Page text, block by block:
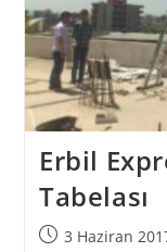
Erbil
Tabelası
3 Haziran